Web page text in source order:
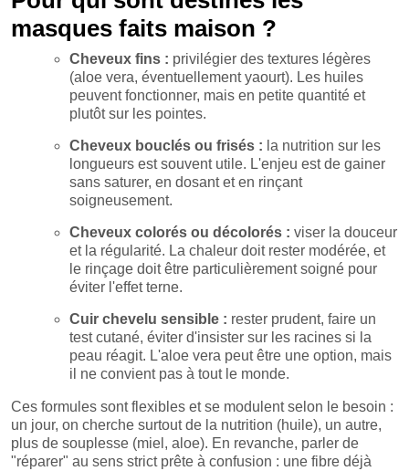
masques faits maison ?
Cheveux fins : privilégier des textures légères
(aloe vera, éventuellement yaourt). Les huiles
peuvent fonctionner, mais en petite quantité et
plutôt sur les pointes.
Cheveux bouclés ou frisés : la nutrition sur les
longueurs est souvent utile. L'enjeu est de gainer
sans saturer, en dosant et en rinçant
soigneusement.
Cheveux colorés ou décolorés : viser la douceur
et la régularité. La chaleur doit rester modérée, et
le rinçage doit être particulièrement soigné pour
éviter l'effet terne.
Cuir chevelu sensible : rester prudent, faire un
test cutané, éviter d'insister sur les racines si la
peau réagit. L'aloe vera peut être une option, mais
il ne convient pas à tout le monde.
Ces formules sont flexibles et se modulent selon le besoin :
un jour, on cherche surtout de la nutrition (huile), un autre,
plus de souplesse (miel, aloe). En revanche, parler de
"réparer" au sens strict prête à confusion : une fibre déjà